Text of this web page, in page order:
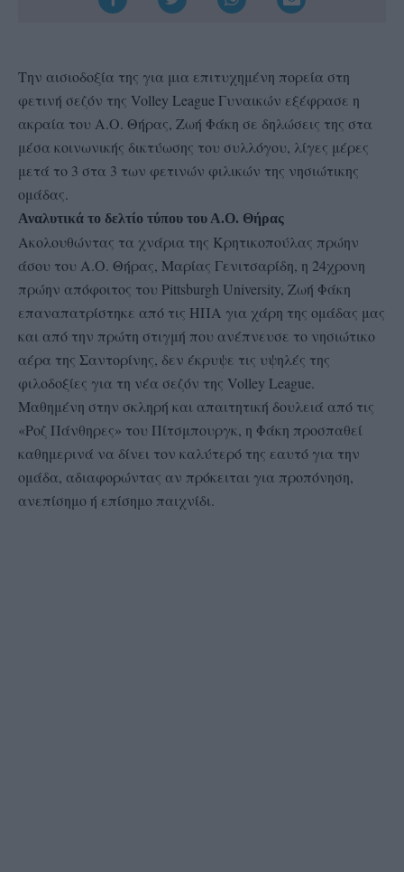
Την αισιοδοξία της για μια επιτυχημένη πορεία στη
φετινή σεζόν της Volley League Γυναικών εξέφρασε η
ακραία του Α.Ο. Θήρας, Ζωή Φάκη σε δηλώσεις της στα
μέσα κοινωνικής δικτύωσης του συλλόγου, λίγες μέρες
μετά το 3 στα 3 των φετινών φιλικών της νησιώτικης
ομάδας.
Αναλυτικά το δελτίο τύπου του Α.Ο. Θήρας
Ακολουθώντας τα χνάρια της Κρητικοπούλας πρώην
άσου του Α.Ο. Θήρας, Μαρίας Γενιτσαρίδη, η 24χρονη
πρώην απόφοιτος του Pittsburgh University, Ζωή Φάκη
επαναπατρίστηκε από τις ΗΠΑ για χάρη της ομάδας μας
και από την πρώτη στιγμή που ανέπνευσε το νησιώτικο
αέρα της Σαντορίνης, δεν έκρυψε τις υψηλές της
φιλοδοξίες για τη νέα σεζόν της Volley League.
Μαθημένη στην σκληρή και απαιτητική δουλειά από τις
«Ροζ Πάνθηρες» του Πίτσμπουργκ, η Φάκη προσπαθεί
καθημερινά να δίνει τον καλύτερό της εαυτό για την
ομάδα, αδιαφορώντας αν πρόκειται για προπόνηση,
ανεπίσημο ή επίσημο παιχνίδι.